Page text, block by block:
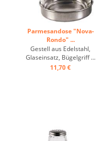
Parmesandose "Nova-
Rondo" ...
Gestell aus Edelstahl,
Glaseinsatz, Bügelgriff ...
11,70 €